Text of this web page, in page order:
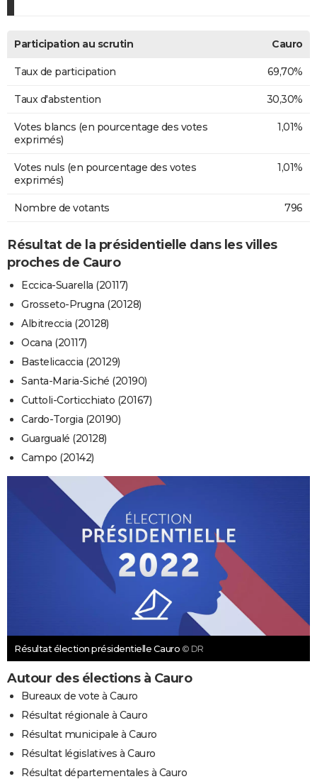
Participation au scrutin Cauro
Taux de participation 69,70%
Taux d'abstention 30,30%
Votes blancs (en pourcentage des votes
exprimés)
1,01%
Votes nuls (en pourcentage des votes
exprimés)
1,01%
Nombre de votants 796
Résultat de la présidentielle dans les villes
proches de Cauro
Eccica-Suarella (20117)
Grosseto-Prugna (20128)
Albitreccia (20128)
Ocana (20117)
Bastelicaccia (20129)
Santa-Maria-Siché (20190)
Cuttoli-Corticchiato (20167)
Cardo-Torgia (20190)
Guargualé (20128)
Campo (20142)
Résultat élection présidentielle Cauro © DR
Autour des élections à Cauro
Bureaux de vote à Cauro
Résultat régionale à Cauro
Résultat municipale à Cauro
Résultat législatives à Cauro
Résultat départementales à Cauro